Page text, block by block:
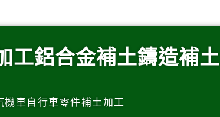
工鋁合金補土鑄造補土
車自行車零件補土加工